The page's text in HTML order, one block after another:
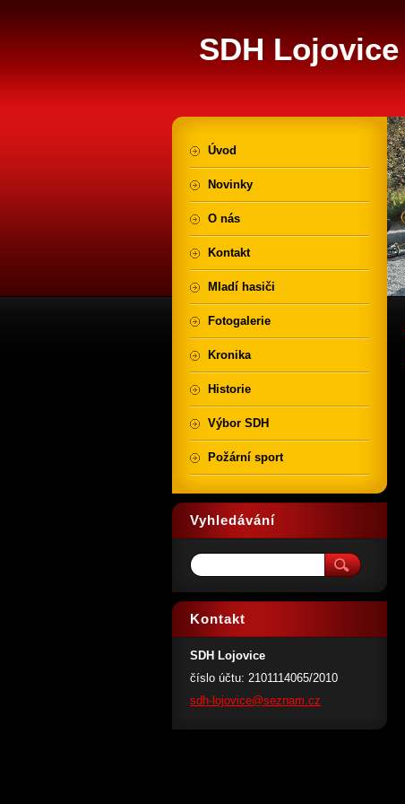
SDH Lojovice
Úvod
Novinky
O nás
Kontakt
Mladí hasiči
Fotogalerie
Kronika
Historie
Výbor SDH
Požární sport
Vyhledávání
Kontakt
SDH Lojovice
číslo účtu: 2101114065/2010
sdh-lojovice@seznam.cz